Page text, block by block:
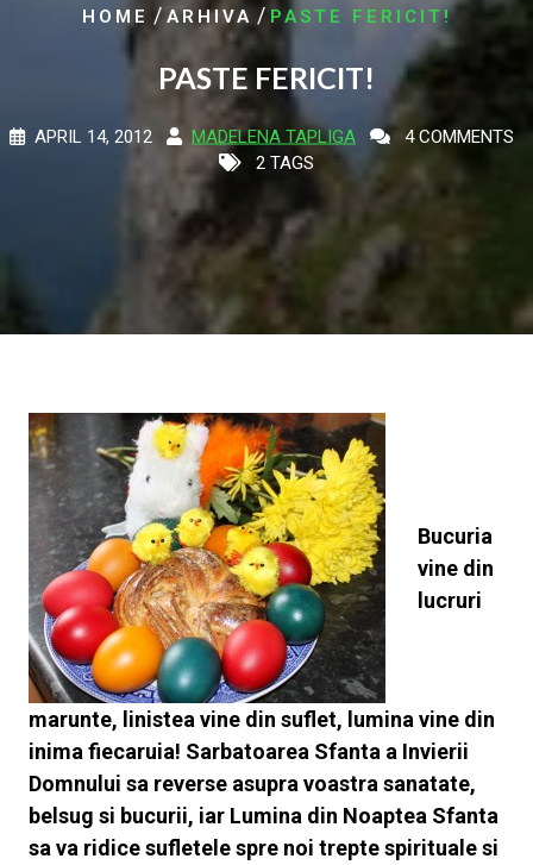
HOME / ARHIVA / PASTE FERICIT!
PASTE FERICIT!
APRIL 14, 2012 MADELENA TAPLIGA
4 COMMENTS
2 TAGS
Bucuria
vine din
lucruri
marunte, linistea vine din suflet, lumina vine din
inima fiecaruia! Sarbatoarea Sfanta a Invierii
Domnului sa reverse asupra voastra sanatate,
belsug si bucurii, iar Lumina din Noaptea Sfanta
sa va ridice sufletele spre noi trepte spirituale si